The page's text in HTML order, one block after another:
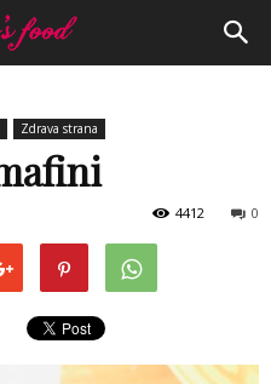
Zdrava strana
0
4412